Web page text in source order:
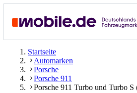
Startseite
Automarken
Porsche
Porsche 911
Porsche 911 Turbo und Turbo